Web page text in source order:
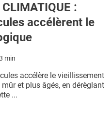
liste
:
accélèrent le
min
accélère le vieillissement
et plus âgés, en dérèglant
...